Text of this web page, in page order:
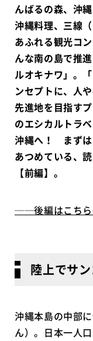
んばるの森、沖
沖縄料理、三線
あふれる観光コ
んな南の島で推
ルオキナワ」。
ンセプトに、人
先進地を目指す
のエシカルトラ
沖縄へ！ まずは
あつめている、
【前編】。
──後編はこち
陸上でサ
沖縄本島の中部
ん）。日本一人